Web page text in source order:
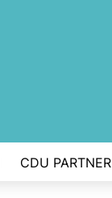
CDU PARTNER